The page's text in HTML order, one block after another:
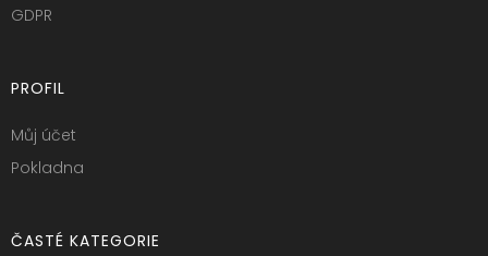
GDPR
PROFIL
Můj účet
Pokladna
ČASTÉ KATEGORIE